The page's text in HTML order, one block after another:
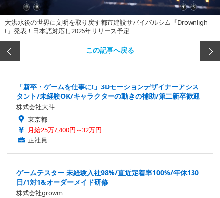
大洪水後の世界に文明を取り戻す都市建設サバイバルシム『Drownligh
t』発表！日本語対応し2026年リリース予定
この記事へ戻る
「新卒・ゲームを仕事に!」3Dモーションデザイナーアシス
タント/未経験OK/キャラクターの動きの補助/第二新卒歓迎
株式会社大斗
東京都
月給25万7,400円～32万円
正社員
ゲームテスター 未経験入社98%/直近定着率100%/年休130
日/1対1&オーダーメイド研修
株式会社growm